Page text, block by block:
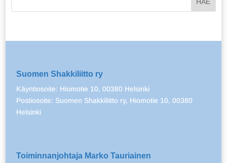
Suomen Shakkiliitto ry
Käyntiosoite: Hiomotie 10, 00380 Helsinki
Postiosoite: Suomen Shakkiliitto ry, Hiomotie 10, 00380
Helsinki
Toiminnanjohtaja Marko Tauriainen